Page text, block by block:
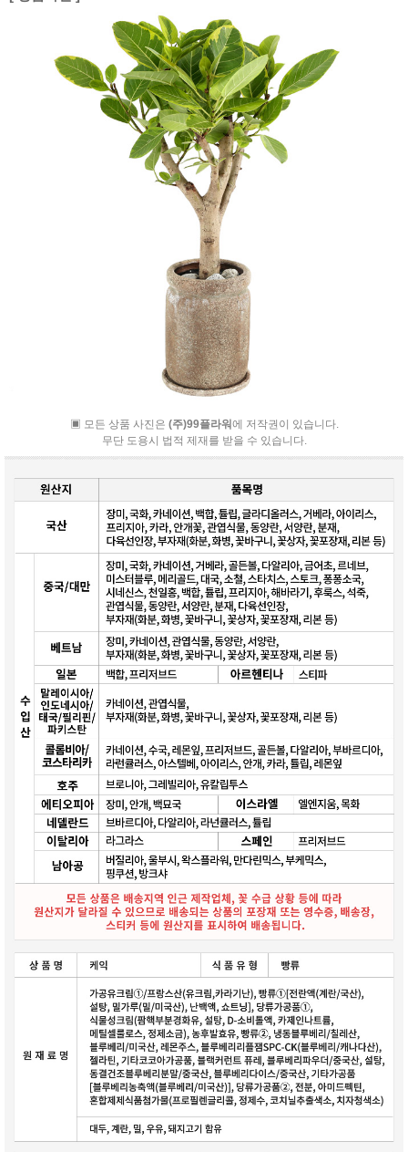
▣ 모든 상품 사진은 (주)99플라워에 저작권이 있습니다.
무단 도용시 법적 제재를 받을 수 있습니다.